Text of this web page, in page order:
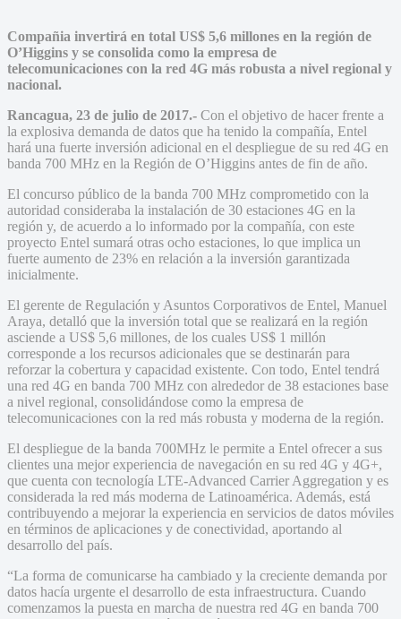
Compañia invertirá en total US$ 5,6 millones en la región de
O’Higgins y se consolida como la empresa de
telecomunicaciones con la red 4G más robusta a nivel regional y
nacional.
Rancagua, 23 de julio de 2017.- Con el objetivo de hacer frente a
la explosiva demanda de datos que ha tenido la compañía, Entel
hará una fuerte inversión adicional en el despliegue de su red 4G en
banda 700 MHz en la Región de O’Higgins antes de fin de año.
El concurso público de la banda 700 MHz comprometido con la
autoridad consideraba la instalación de 30 estaciones 4G en la
región y, de acuerdo a lo informado por la compañía, con este
proyecto Entel sumará otras ocho estaciones, lo que implica un
fuerte aumento de 23% en relación a la inversión garantizada
inicialmente.
El gerente de Regulación y Asuntos Corporativos de Entel, Manuel
Araya, detalló que la inversión total que se realizará en la región
asciende a US$ 5,6 millones, de los cuales US$ 1 millón
corresponde a los recursos adicionales que se destinarán para
reforzar la cobertura y capacidad existente. Con todo, Entel tendrá
una red 4G en banda 700 MHz con alrededor de 38 estaciones base
a nivel regional, consolidándose como la empresa de
telecomunicaciones con la red más robusta y moderna de la región.
El despliegue de la banda 700MHz le permite a Entel ofrecer a sus
clientes una mejor experiencia de navegación en su red 4G y 4G+,
que cuenta con tecnología LTE-Advanced Carrier Aggregation y es
considerada la red más moderna de Latinoamérica. Además, está
contribuyendo a mejorar la experiencia en servicios de datos móviles
en términos de aplicaciones y de conectividad, aportando al
desarrollo del país.
“La forma de comunicarse ha cambiado y la creciente demanda por
datos hacía urgente el desarrollo de esta infraestructura. Cuando
comenzamos la puesta en marcha de nuestra red 4G en banda 700